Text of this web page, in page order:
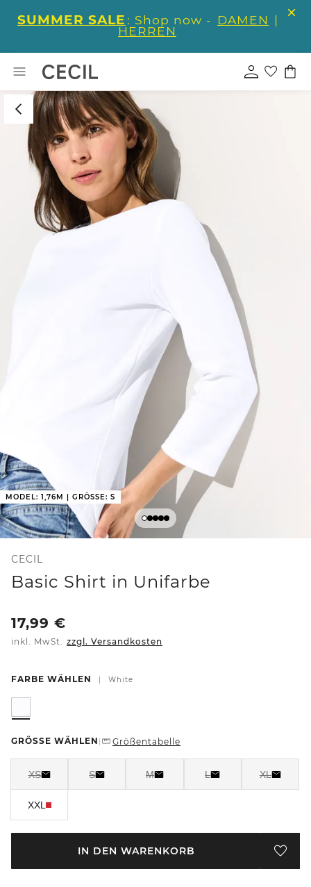
SUMMER SALE : Shop now - DAMEN |
HERREN
MODEL: 1,76M | GRÖSSE: S
CECIL
Basic Shirt in Unifarbe
17,99 €
inkl. MwSt. zzgl. Versandkosten
FARBE WÄHLEN | White
GRÖSSE WÄHLEN | Größentabelle
XS S M L XL
XXL
IN DEN WARENKORB